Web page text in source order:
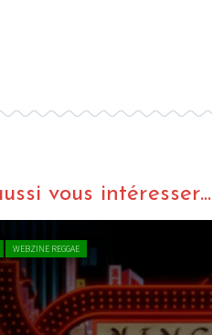
vous intéresser...
WEBZINE REGGAE